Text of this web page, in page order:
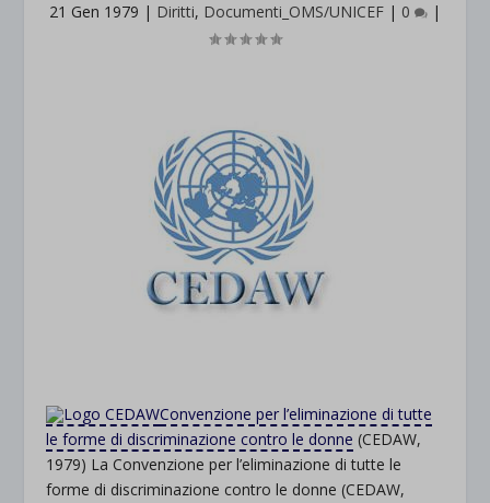
21 Gen 1979 | Diritti, Documenti_OMS/UNICEF | 0 |
Convenzione per l’eliminazione di tutte
le forme di discriminazione contro le donne (CEDAW,
1979) La Convenzione per l’eliminazione di tutte le
forme di discriminazione contro le donne (CEDAW,